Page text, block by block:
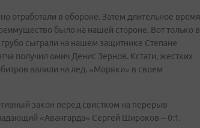
отработали в обороне. Затем длительное время
было на нашей стороне. Вот только в
грубо сыграли на нашем защитнике Степане
получил омич Денис Зернов. Кстати, жестких
валили на лед. «Моряки» в своем
закон перед свистком на перерыв
«Авангарда» Сергей Широков – 0:1.